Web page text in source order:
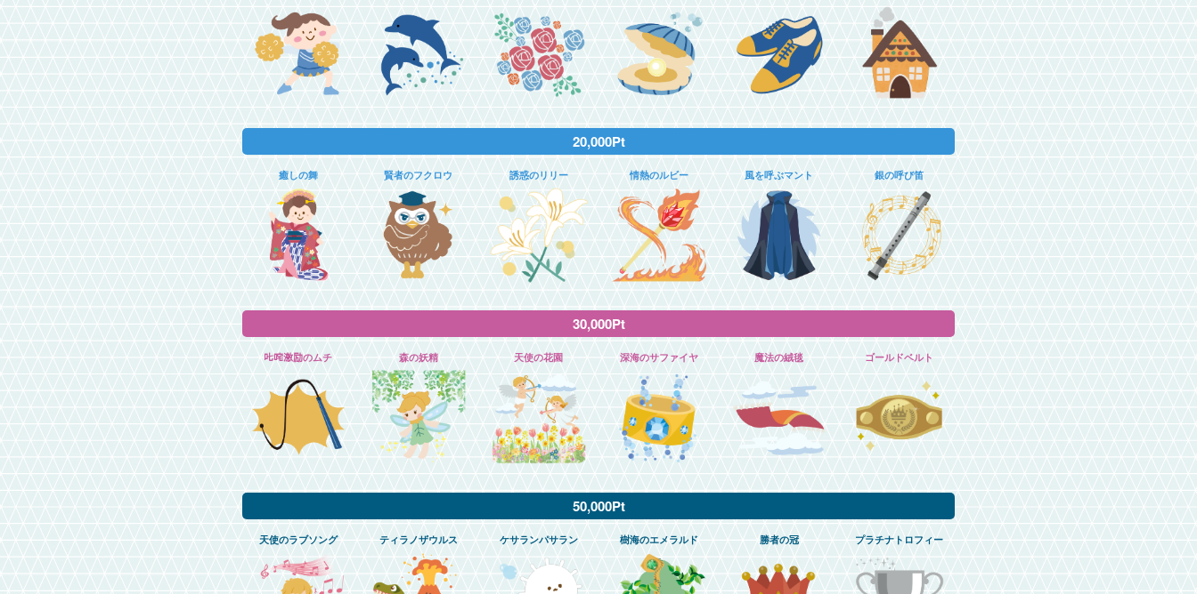
20,000Pt
癒しの舞 賢者のフクロウ 誘惑のリリー 情熱のルビー 風を呼ぶマント 銀の呼び笛
30,000Pt
𠮟咤激励のムチ 森の妖精 天使の花園 深海のサファイヤ 魔法の絨毯 ゴールドベルト
50,000Pt
天使のラブソング ティラノザウルス ケサランパサラン 樹海のエメラルド 勝者の冠 プラチナトロフィー